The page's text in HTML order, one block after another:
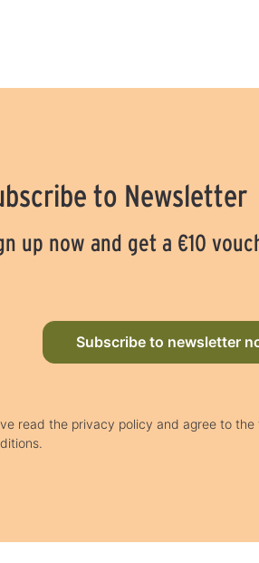
to Newsletter
up now and get a €10
Subscribe to newsletter
read the privacy policy and agree to the